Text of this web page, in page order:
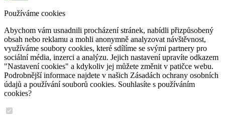
Používáme cookies
Abychom vám usnadnili procházení stránek, nabídli přizpůsobený
obsah nebo reklamu a mohli anonymně analyzovat návštěvnost,
využíváme soubory cookies, které sdílíme se svými partnery pro
sociální média, inzerci a analýzu. Jejich nastavení upravíte odkazem
"Nastavení cookies" a kdykoliv jej můžete změnit v patičce webu.
Podrobnější informace najdete v našich Zásadách ochrany osobních
údajů a používání souborů cookies. Souhlasíte s používáním
cookies?